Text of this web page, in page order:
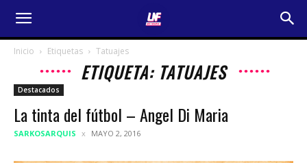
Inicio Etiquetas Tatuajes
ETIQUETA: TATUAJES
Destacados
La tinta del fútbol – Angel Di Maria
SARKOSARQUIS MAYO 2, 2016